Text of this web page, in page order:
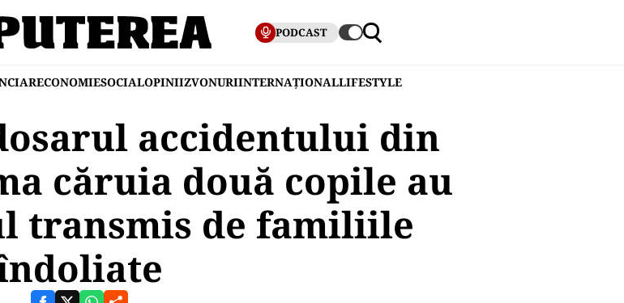
PODCAST
ECONOMIESOCIALOPINIIZVONURIINTERNAȚIONALLIFESTYLE
accidentului din
căruia două copile au
transmis de familiile